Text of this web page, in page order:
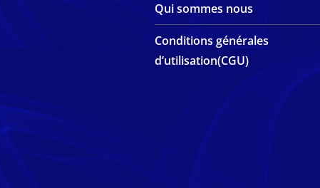
Qui sommes nous
Conditions générales
d’utilisation(CGU)